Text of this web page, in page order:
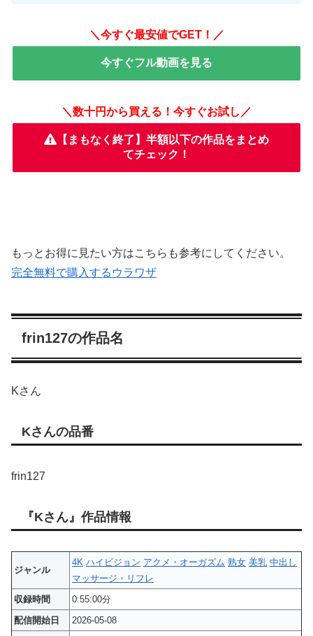
＼今すぐ最安値でGET！／
今すぐフル動画を見る
＼数十円から買える！今すぐお試し／
【まもなく終了】半額以下の作品をまとめ
てチェック！
もっとお得に見たい方はこちらも参考にしてください。
完全無料で購入するウラワザ
frin127の作品名
Kさん
Kさんの品番
frin127
『Kさん』作品情報
ジャンル
4K ハイビジョン アクメ・オーガズム 熟女 美乳 中出し
マッサージ・リフレ
収録時間
0:55:00分
配信開始日
2026-05-08